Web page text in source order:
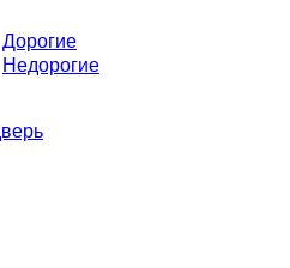
Дорогие
Недорогие